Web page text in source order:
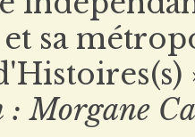
sa
Morgane